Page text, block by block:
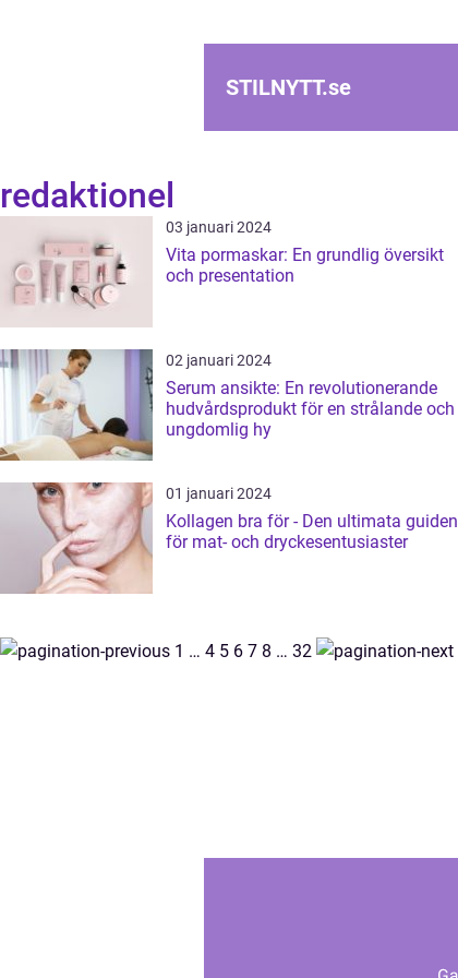
STILNYTT.se
redaktionel
03 januari 2024
Vita pormaskar: En grundlig översikt
och presentation
02 januari 2024
Serum ansikte: En revolutionerande
hudvårdsprodukt för en strålande och
ungdomlig hy
01 januari 2024
Kollagen bra för - Den ultimata guiden
för mat- och dryckesentusiaster
1 … 4 5 6 7 8 … 32